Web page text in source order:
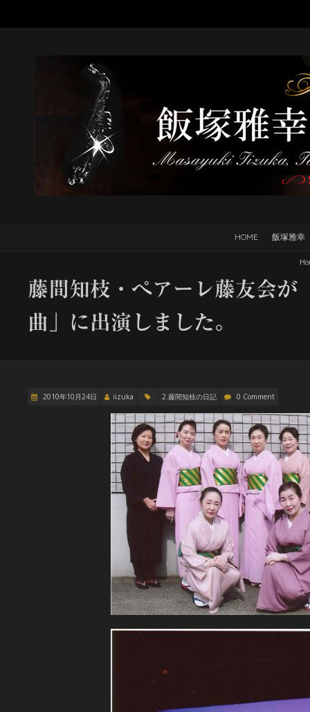
HOME 飯塚雅幸
藤間知枝・ぺアーレ藤友会が
曲」に出演しました。
2010年10月24日 iizuka 2.藤間知枝の日記 0 Comment